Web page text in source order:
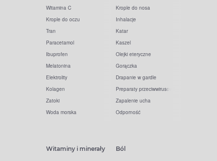
Witamina C
Krople do oczu
Tran
Paracetamol
Ibuprofen
Melatonina
Elektrolity
Kolagen
Zatoki
Woda morska
Krople do nosa
Inhalacje
Katar
Kaszel
Olejki eteryczne
Gorączka
Drapanie w gardle
Preparaty przeciwwirusowe
Zapalenie ucha
Odporność
Witaminy i minerały Ból